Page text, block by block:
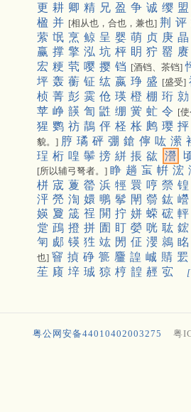
更 耕 卿 精 兄 盈 争 诚 缨 盟
楹 并 [相从也，合也，兼也] 荆 评
萦 氓 烹 鲸 呈 婴 萌 贞 庚 晶
赢 撑 擎 泓 坑 枰 眀 狞 罂 赓
宏 粳 茕 嘤 撄 铛 [酒铛、茶铛]
坪 轰 蘅 钲 纮 嬴 琤 盛 [盛受]
桢 菁 彭 霙 伧 瑛 橙 棚 珩 勍
苹 峥 韺 訇 鼪 绷 黉 虻 令 [
猩 鹦 祊 鶄 伻 柽 枨 鹒 璎 抨
貌。] 脝 璚 砰 弸 鎗 儜 吰 潆
珵 桁 喤 鬡 搒 絣 掁 谹 瀯
[所以辅弓弩者。] 睁 趟 䖟 帲 浤
栟 宬 藑 罃 浜 牼 睘 哼 禜 锽
泙 焭 渹 嬛 䳟 鬇 閛 䎕 鈜 巆
媖 夐 筬 䄇 䦕 拧 姘 蝾 硡 軯
䟫 鴊 撜 拼 圊 盯 嫈 咣 耾 鋐
匉 郕 锳 狌 竑 閍 佂 瀴 鶁 眳
也] 䆵 揁 碀 䉚 麠 諻 峸 䝼 䍔
苼 庼 垶 珹 猄 梈 韹 䞓 宖
粤公网安备44010402003275 粤